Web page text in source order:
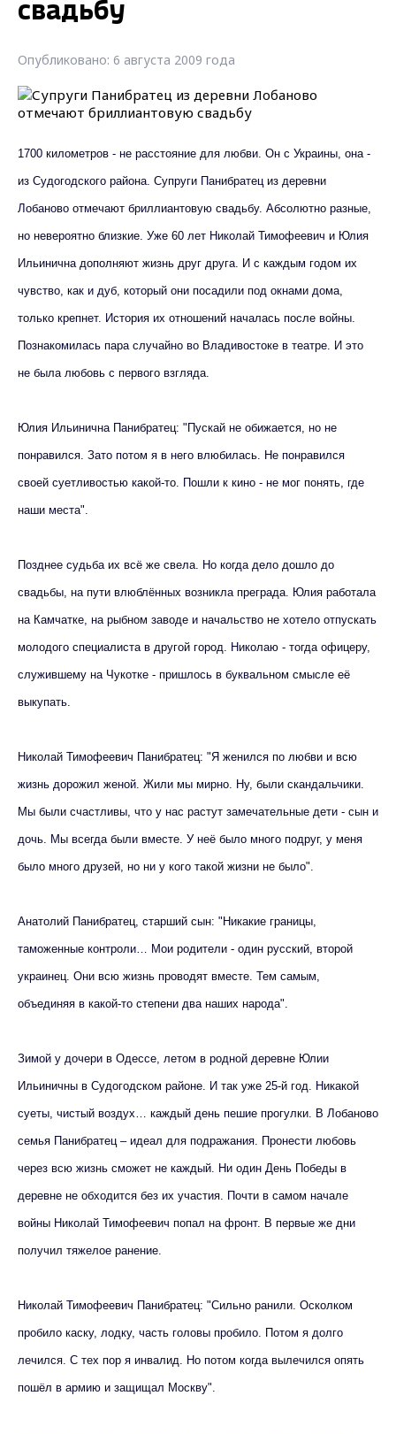
свадьбу
Опубликовано: 6 августа 2009 года
1700 километров - не расстояние для любви. Он с Украины, она -
из Судогодского района. Супруги Панибратец из деревни
Лобаново отмечают бриллиантовую свадьбу. Абсолютно разные,
но невероятно близкие. Уже 60 лет Николай Тимофеевич и Юлия
Ильинична дополняют жизнь друг друга. И с каждым годом их
чувство, как и дуб, который они посадили под окнами дома,
только крепнет. История их отношений началась после войны.
Познакомилась пара случайно во Владивостоке в театре. И это
не была любовь с первого взгляда.
Юлия Ильинична Панибратец: "Пускай не обижается, но не
понравился. Зато потом я в него влюбилась. Не понравился
своей суетливостью какой-то. Пошли к кино - не мог понять, где
наши места".
Позднее судьба их всё же свела. Но когда дело дошло до
свадьбы, на пути влюблённых возникла преграда. Юлия работала
на Камчатке, на рыбном заводе и начальство не хотело отпускать
молодого специалиста в другой город. Николаю - тогда офицеру,
служившему на Чукотке - пришлось в буквальном смысле её
выкупать.
Николай Тимофеевич Панибратец: "Я женился по любви и всю
жизнь дорожил женой. Жили мы мирно. Ну, были скандальчики.
Мы были счастливы, что у нас растут замечательные дети - сын и
дочь. Мы всегда были вместе. У неё было много подруг, у меня
было много друзей, но ни у кого такой жизни не было".
Анатолий Панибратец, старший сын: "Никакие границы,
таможенные контроли… Мои родители - один русский, второй
украинец. Они всю жизнь проводят вместе. Тем самым,
объединяя в какой-то степени два наших народа".
Зимой у дочери в Одессе, летом в родной деревне Юлии
Ильиничны в Судогодском районе. И так уже 25-й год. Никакой
суеты, чистый воздух… каждый день пешие прогулки. В Лобаново
семья Панибратец – идеал для подражания. Пронести любовь
через всю жизнь сможет не каждый. Ни один День Победы в
деревне не обходится без их участия. Почти в самом начале
войны Николай Тимофеевич попал на фронт. В первые же дни
получил тяжелое ранение.
Николай Тимофеевич Панибратец: "Сильно ранили. Осколком
пробило каску, лодку, часть головы пробило. Потом я долго
лечился. С тех пор я инвалид. Но потом когда вылечился опять
пошёл в армию и защищал Москву".